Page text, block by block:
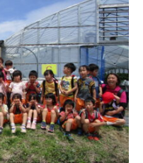
幼
保
連
携
型
認
定